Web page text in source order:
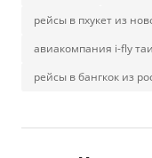
рейсы в пхукет из
авиакомпания i-fly
рейсы в бангкок из